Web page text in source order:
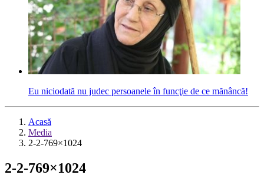
Eu niciodată nu judec persoanele în funcţie de ce mănâncă!
Acasă
Media
2-2-769×1024
2-2-769×1024